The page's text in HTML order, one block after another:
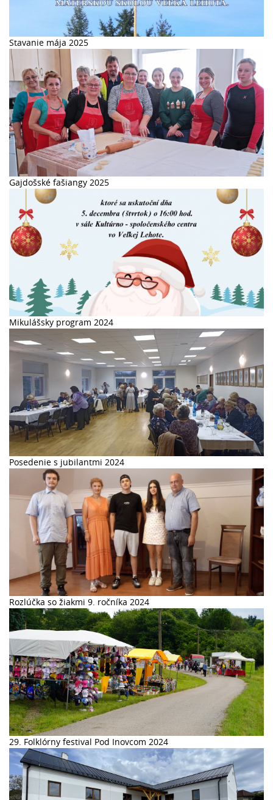
Stavanie mája 2025
Gajdošské fašiangy 2025
Mikulášsky program 2024
Posedenie s jubilantmi 2024
Rozlúčka so žiakmi 9. ročníka 2024
29. Folklórny festival Pod Inovcom 2024